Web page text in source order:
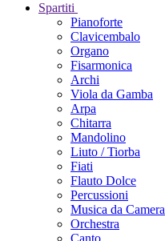
Spartiti
Pianoforte
Clavicembalo
Organo
Fisarmonica
Archi
Viola da Gamba
Arpa
Chitarra
Mandolino
Liuto / Tiorba
Fiati
Flauto Dolce
Percussioni
Musica da Camera
Orchestra
Canto